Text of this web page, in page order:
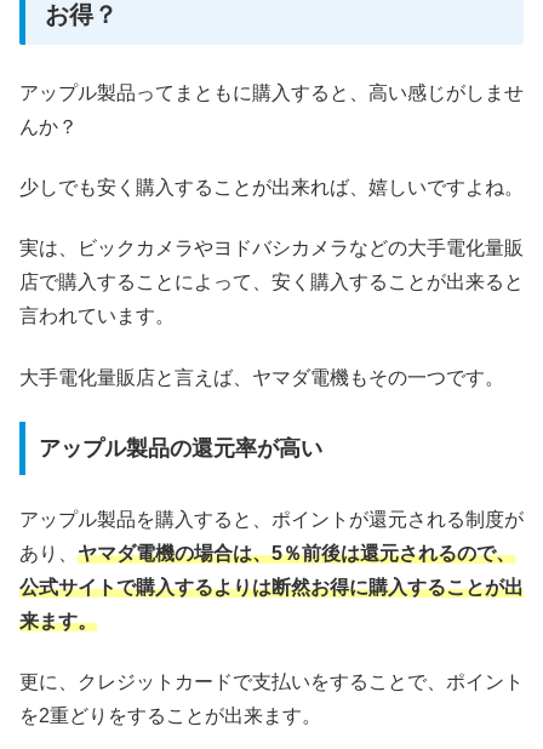
お得？
アップル製品ってまともに購入すると、高い感じがしませ
んか？
少しでも安く購入することが出来れば、嬉しいですよね。
実は、ビックカメラやヨドバシカメラなどの大手電化量販
店で購入することによって、安く購入することが出来ると
言われています。
大手電化量販店と言えば、ヤマダ電機もその一つです。
アップル製品の還元率が高い
アップル製品を購入すると、ポイントが還元される制度が
あり、 ヤマダ電機の場合は、5％前後は還元されるので、
公式サイトで購入するよりは断然お得に購入することが出
来ます。
更に、クレジットカードで支払いをすることで、ポイント
を2重どりをすることが出来ます。